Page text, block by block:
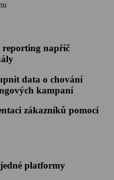
reporting napříč
data o chování
kampaní
zákazníků pomocí
platformy